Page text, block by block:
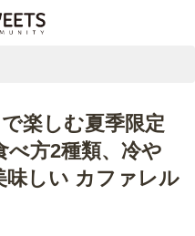
楽しむ夏季限定
方2種類、冷や
味しい カファレル